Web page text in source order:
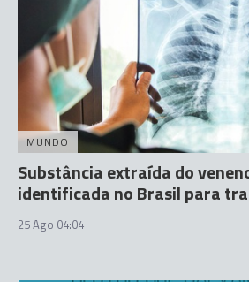
MUNDO
Substância extraída do
identificada no Brasil para
25 Ago 04:04